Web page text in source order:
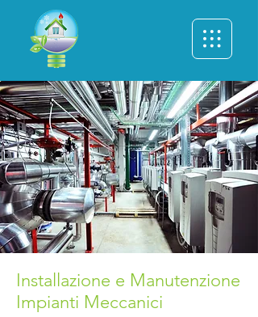
Installazione e Manutenzione
Impianti Meccanici